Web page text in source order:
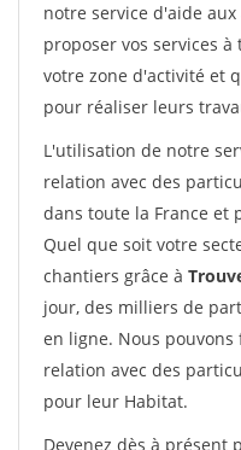
notre service d'aide
proposer vos services
votre zone d'activité et
pour réaliser leurs
L'utilisation de notre
relation avec des
dans toute la France et
Quel que soit votre
chantiers grâce à
jour, des milliers de
en ligne. Nous
relation avec des
pour leur Habitat.
Devenez dès à présent